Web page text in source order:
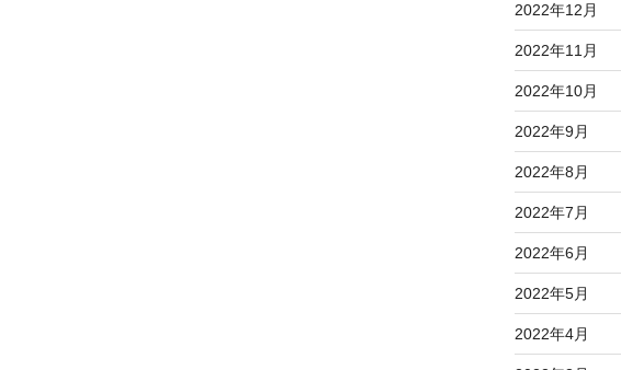
2022年12月
2022年11月
2022年10月
2022年9月
2022年8月
2022年7月
2022年6月
2022年5月
2022年4月